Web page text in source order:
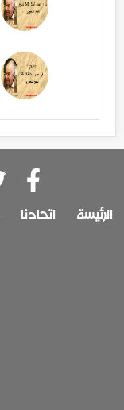
الرئيسة اتحادنا